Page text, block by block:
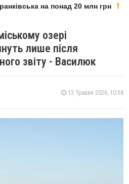
на понад 20 млн грн
озері
лише після
звіту - Василюк
13 Травня 2026, 10:58